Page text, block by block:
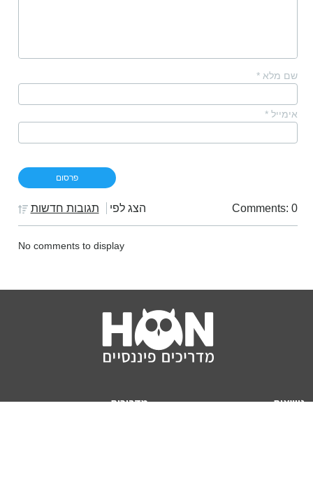
שם מלא *
אימייל *
Comments: 0 הצג לפי תגובות חדשות
No comments to display
נושאים
מדריכים